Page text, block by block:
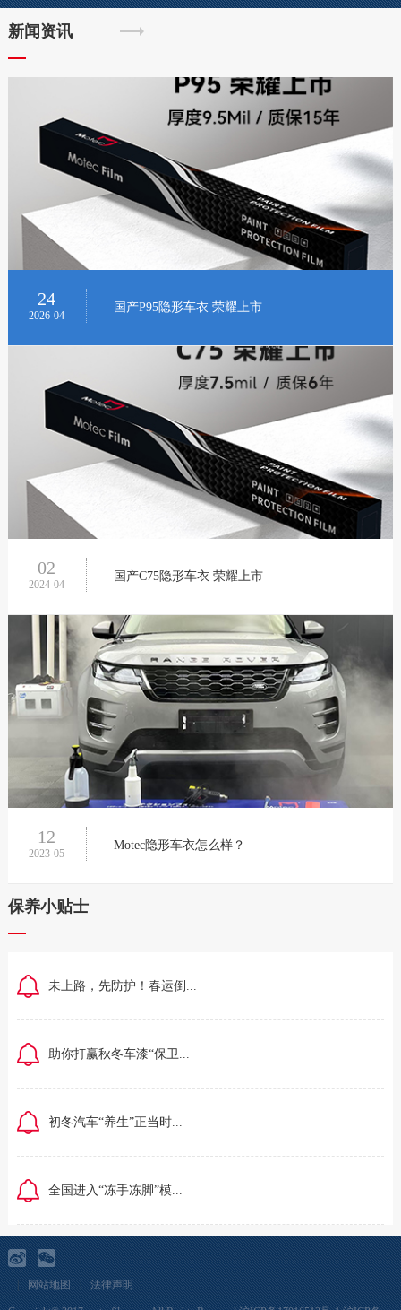
新闻资讯
24
2026-04
国产P95隐形车衣 荣耀上市
02
2024-04
国产C75隐形车衣 荣耀上市
12
2023-05
Motec隐形车衣怎么样？
保养小贴士
未上路，先防护！春运倒...
助你打赢秋冬车漆“保卫...
初冬汽车“养生”正当时...
全国进入“冻手冻脚”模...
| 网站地图 | 法律声明